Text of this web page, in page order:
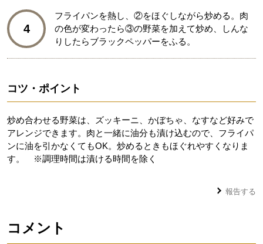
4
フライパンを熱し、②をほぐしながら炒める。肉
の色が変わったら③の野菜を加えて炒め、しんな
りしたらブラックペッパーをふる。
コツ・ポイント
炒め合わせる野菜は、ズッキーニ、かぼちゃ、なすなど好みで
アレンジできます。肉と一緒に油分も漬け込むので、フライパ
ンに油を引かなくてもOK。炒めるときもほぐれやすくなりま
す。 ※調理時間は漬ける時間を除く
報告する
コメント